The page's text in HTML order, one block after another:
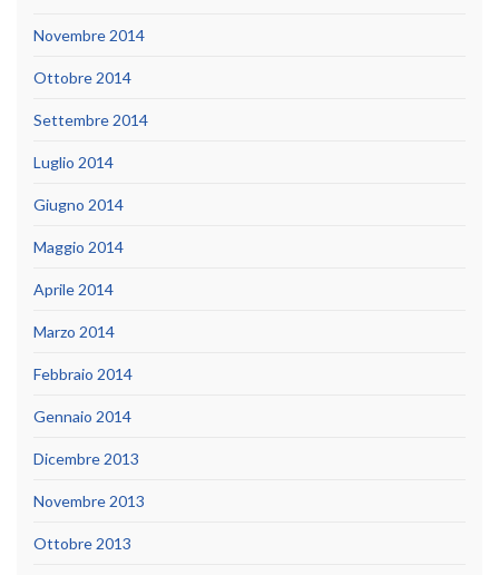
Novembre 2014
Ottobre 2014
Settembre 2014
Luglio 2014
Giugno 2014
Maggio 2014
Aprile 2014
Marzo 2014
Febbraio 2014
Gennaio 2014
Dicembre 2013
Novembre 2013
Ottobre 2013